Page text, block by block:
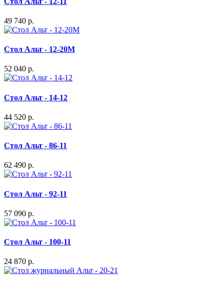
49 740 р.
Стол Альт - 12-20М
52 040 р.
Стол Альт - 14-12
44 520 р.
Стол Альт - 86-11
62 490 р.
Стол Альт - 92-11
57 090 р.
Стол Альт - 100-11
24 870 р.